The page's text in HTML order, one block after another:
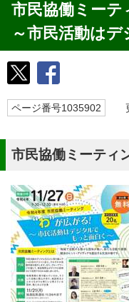
市民協働ミーテ
～市民活動は
ページ番号1035902
市民協働ミーティ